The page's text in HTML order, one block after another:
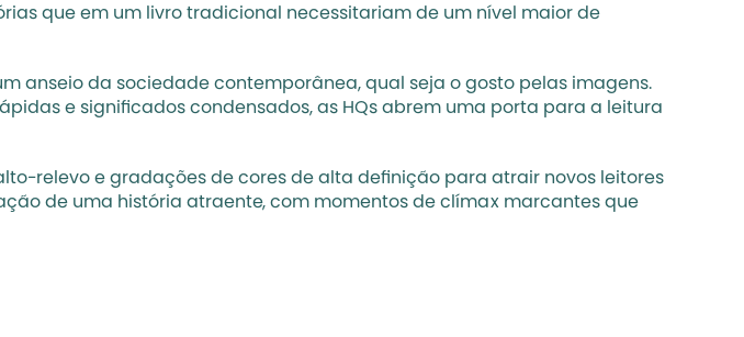
que em um livro tradicional necessitariam de um nível maior de
anseio da sociedade contemporânea, qual seja o gosto pelas imagens.
e significados condensados, as HQs abrem uma porta para a leitura
relevo e gradações de cores de alta definição para atrair novos leitores
de uma história atraente, com momentos de clímax marcantes que